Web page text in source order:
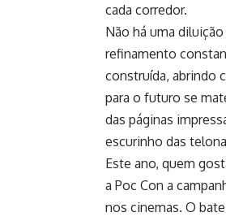
cada corredor.
Não há uma
refinamento
construída, abrindo
para o futuro se
das páginas
escurinho das
Este ano, quem
a Poc Con a
nos cinemas. O